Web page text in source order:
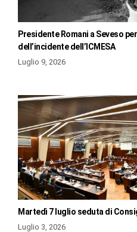
Presidente Romani a Seveso
dell’incidente dell’ICMESA
Luglio 9, 2026
Martedì 7 luglio seduta di
Luglio 3, 2026